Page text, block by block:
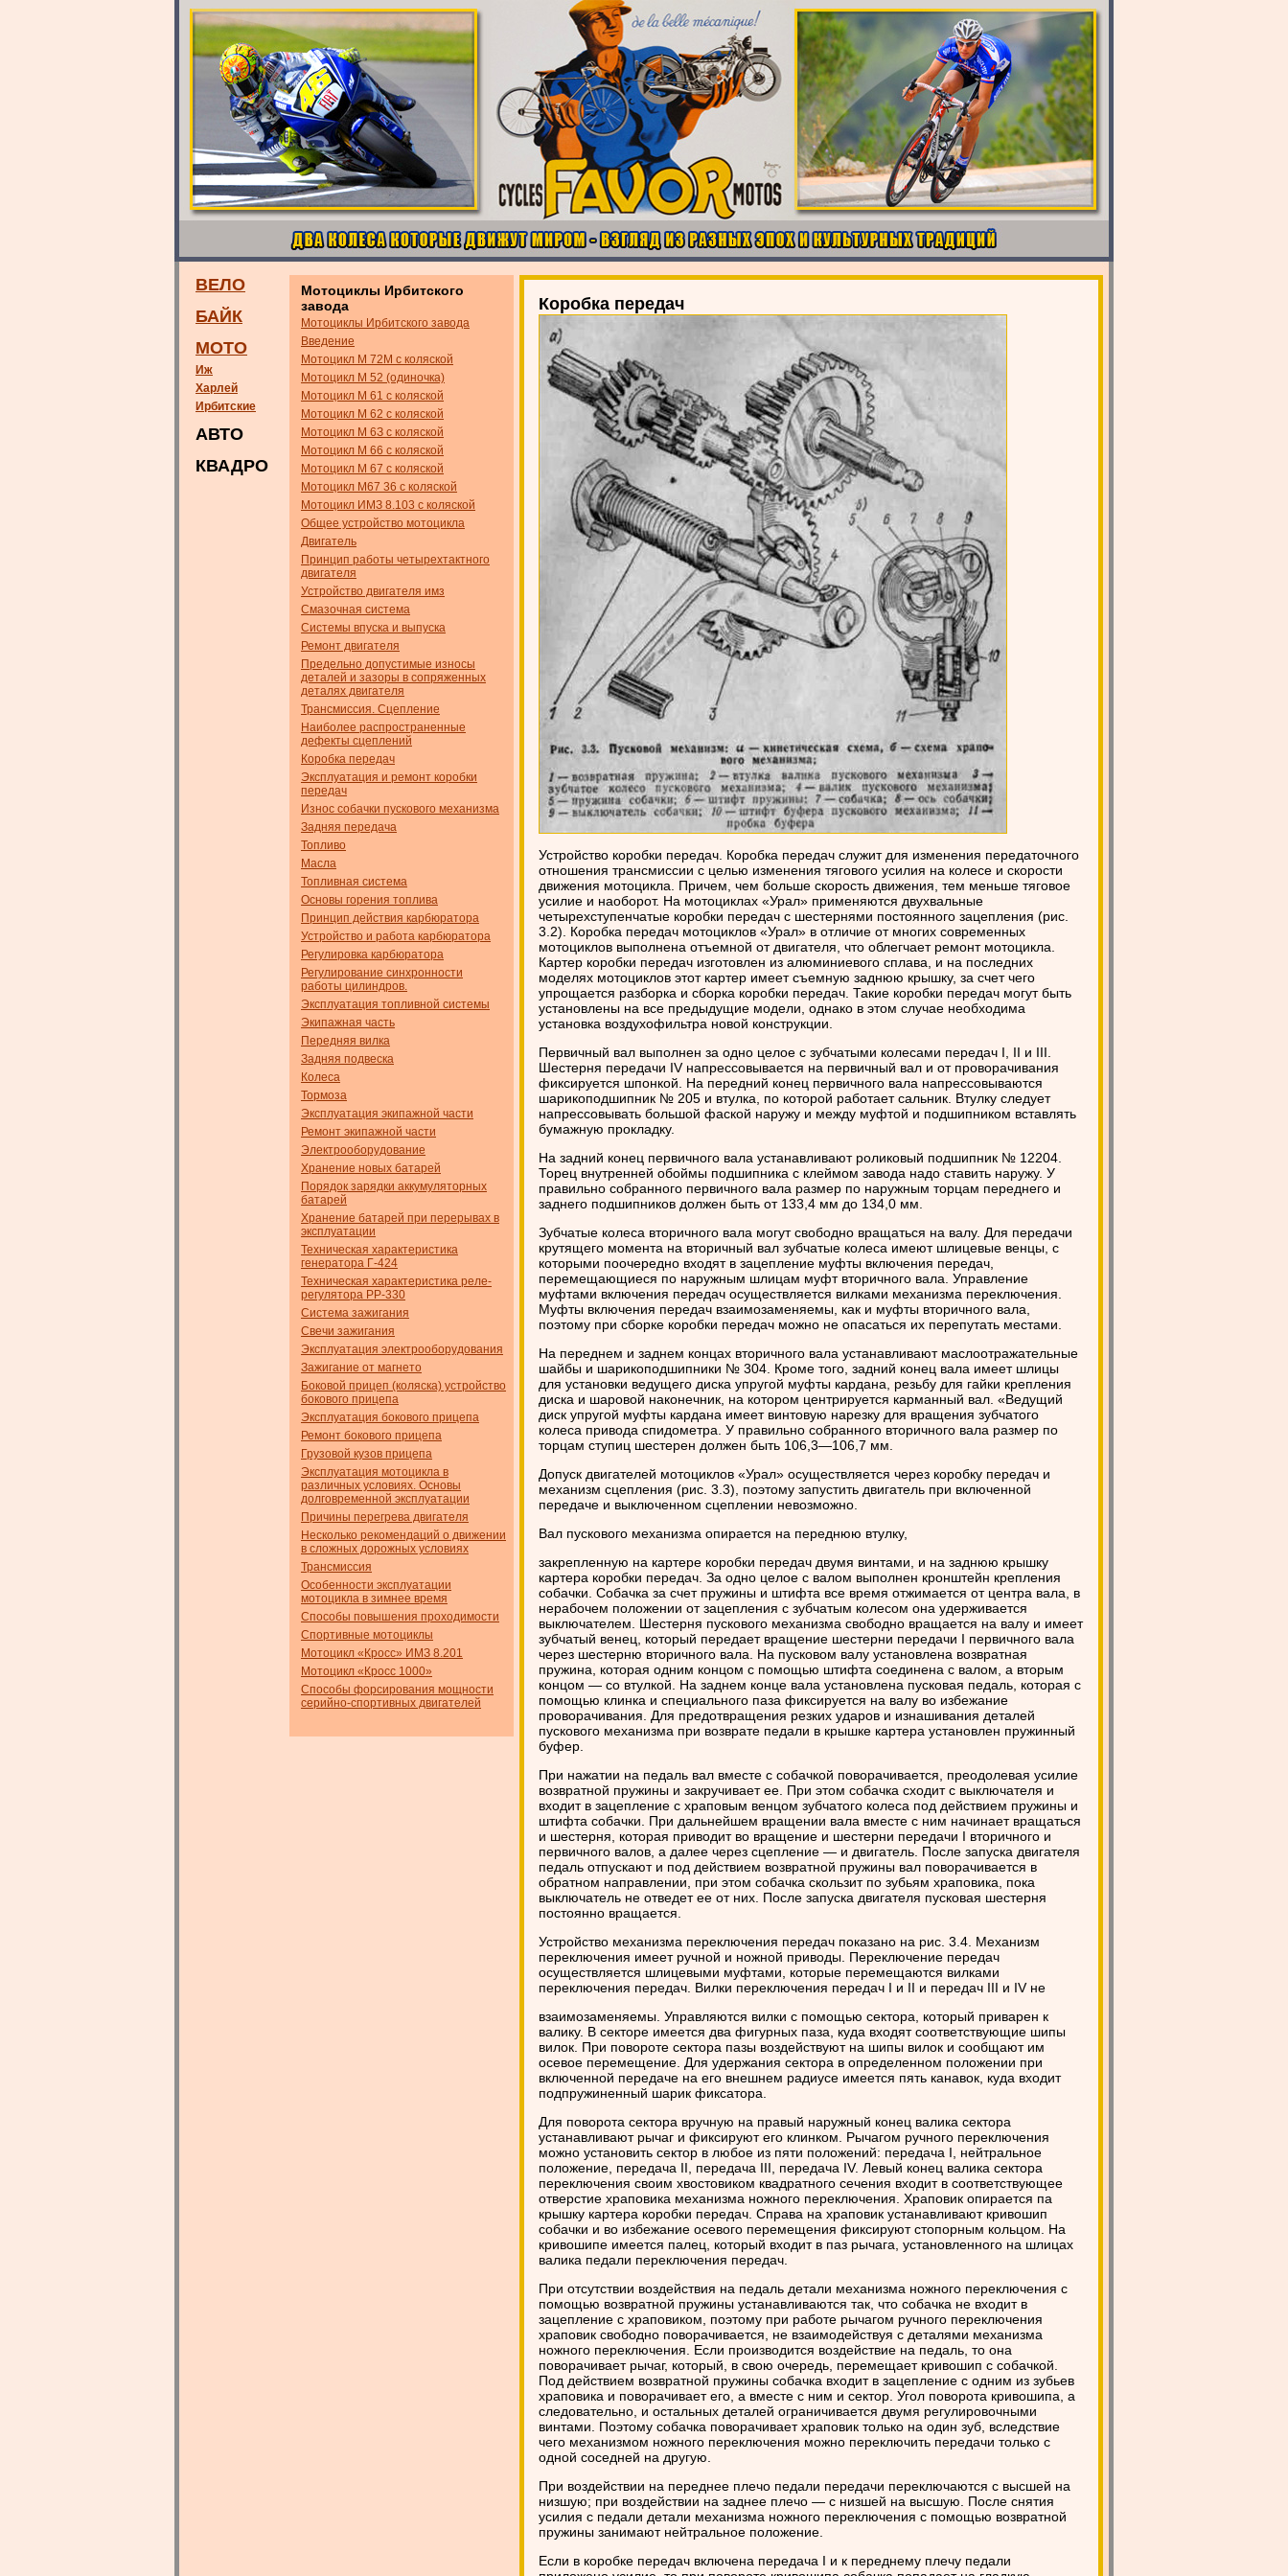
ВЕЛО
БАЙК
МОТО
Иж
Харлей
Ирбитские
АВТО
КВАДРО
Мотоциклы Ирбитского
завода
Мотоциклы Ирбитского завода
Введение
Мотоцикл М 72М с коляской
Мотоцикл М 52 (одиночка)
Мотоцикл М 61 с коляской
Мотоцикл М 62 с коляской
Мотоцикл М 6З с коляской
Мотоцикл М 66 с коляской
Мотоцикл М 67 с коляской
Мотоцикл М67 36 с коляской
Мотоцикл ИМЗ 8.103 с коляской
Общее устройство мотоцикла
Двигатель
Принцип работы четырехтактного
двигателя
Устройство двигателя имз
Смазочная система
Системы впуска и выпуска
Ремонт двигателя
Предельно допустимые износы
деталей и зазоры в сопряженных
деталях двигателя
Трансмиссия. Сцепление
Наиболее распространенные
дефекты сцеплений
Коробка передач
Эксплуатация и ремонт коробки
передач
Износ собачки пускового механизма
Задняя передача
Топливо
Масла
Топливная система
Основы горения топлива
Принцип действия карбюратора
Устройство и работа карбюратора
Регулировка карбюратора
Регулирование синхронности
работы цилиндров.
Эксплуатация топливной системы
Экипажная часть
Передняя вилка
Задняя подвеска
Колеса
Тормоза
Эксплуатация экипажной части
Ремонт экипажной части
Электрооборудование
Хранение новых батарей
Порядок зарядки аккумуляторных
батарей
Хранение батарей при перерывах в
эксплуатации
Техническая характеристика
генератора Г-424
Техническая характеристика реле-
регулятора РР-330
Система зажигания
Свечи зажигания
Эксплуатация электрооборудования
Зажигание от магнето
Боковой прицеп (коляска) устройство
бокового прицепа
Эксплуатация бокового прицепа
Ремонт бокового прицепа
Грузовой кузов прицепа
Эксплуатация мотоцикла в
различных условиях. Основы
долговременной эксплуатации
Причины перегрева двигателя
Несколько рекомендаций о движении
в сложных дорожных условиях
Трансмиссия
Особенности эксплуатации
мотоцикла в зимнее время
Способы повышения проходимости
Спортивные мотоциклы
Мотоцикл «Кросс» ИМЗ 8.201
Мотоцикл «Кросс 1000»
Способы форсирования мощности
серийно-спортивных двигателей
Коробка передач
Устройство коробки передач. Коробка передач служит для изменения передаточного
отношения трансмиссии с целью изменения тягового усилия на колесе и скорости
движения мотоцикла. Причем, чем больше скорость движения, тем меньше тяговое
усилие и наоборот. На мотоциклах «Урал» применяются двухвальные
четырехступенчатые коробки передач с шестернями постоянного зацепления (рис.
3.2). Коробка передач мотоциклов «Урал» в отличие от многих современных
мотоциклов выполнена отъемной от двигателя, что облегчает ремонт мотоцикла.
Картер коробки передач изготовлен из алюминиевого сплава, и на последних
моделях мотоциклов этот картер имеет съемную заднюю крышку, за счет чего
упрощается разборка и сборка коробки передач. Такие коробки передач могут быть
установлены на все предыдущие модели, однако в этом случае необходима
установка воздухофильтра новой конструкции.
Первичный вал выполнен за одно целое с зубчатыми колесами передач I, II и III.
Шестерня передачи IV напрессовывается на первичный вал и от проворачивания
фиксируется шпонкой. На передний конец первичного вала напрессовываются
шарикоподшипник № 205 и втулка, по которой работает сальник. Втулку следует
напрессовывать большой фаской наружу и между муфтой и подшипником вставлять
бумажную прокладку.
На задний конец первичного вала устанавливают роликовый подшипник № 12204.
Торец внутренней обоймы подшипника с клеймом завода надо ставить наружу. У
правильно собранного первичного вала размер по наружным торцам переднего и
заднего подшипников должен быть от 133,4 мм до 134,0 мм.
Зубчатые колеса вторичного вала могут свободно вращаться на валу. Для передачи
крутящего момента на вторичный вал зубчатые колеса имеют шлицевые венцы, с
которыми поочередно входят в зацепление муфты включения передач,
перемещающиеся по наружным шлицам муфт вторичного вала. Управление
муфтами включения передач осуществляется вилками механизма переключения.
Муфты включения передач взаимозаменяемы, как и муфты вторичного вала,
поэтому при сборке коробки передач можно не опасаться их перепутать местами.
На переднем и заднем концах вторичного вала устанавливают маслоотражательные
шайбы и шарикоподшипники № 304. Кроме того, задний конец вала имеет шлицы
для установки ведущего диска упругой муфты кардана, резьбу для гайки крепления
диска и шаровой наконечник, на котором центрируется карманный вал. «Ведущий
диск упругой муфты кардана имеет винтовую нарезку для вращения зубчатого
колеса привода спидометра. У правильно собранного вторичного вала размер по
торцам ступиц шестерен должен быть 106,3—106,7 мм.
Допуск двигателей мотоциклов «Урал» осуществляется через коробку передач и
механизм сцепления (рис. 3.3), поэтому запустить двигатель при включенной
передаче и выключенном сцеплении невозможно.
Вал пускового механизма опирается на переднюю втулку,
закрепленную на картере коробки передач двумя винтами, и на заднюю крышку
картера коробки передач. За одно целое с валом выполнен кронштейн крепления
собачки. Собачка за счет пружины и штифта все время отжимается от центра вала, в
нерабочем положении от зацепления с зубчатым колесом она удерживается
выключателем. Шестерня пускового механизма свободно вращается на валу и имеет
зубчатый венец, который передает вращение шестерни передачи I первичного вала
через шестерню вторичного вала. На пусковом валу установлена возвратная
пружина, которая одним концом с помощью штифта соединена с валом, а вторым
концом — со втулкой. На заднем конце вала установлена пусковая педаль, которая с
помощью клинка и специального паза фиксируется на валу во избежание
проворачивания. Для предотвращения резких ударов и изнашивания деталей
пускового механизма при возврате педали в крышке картера установлен пружинный
буфер.
При нажатии на педаль вал вместе с собачкой поворачивается, преодолевая усилие
возвратной пружины и закручивает ее. При этом собачка сходит с выключателя и
входит в зацепление с храповым венцом зубчатого колеса под действием пружины и
штифта собачки. При дальнейшем вращении вала вместе с ним начинает вращаться
и шестерня, которая приводит во вращение и шестерни передачи I вторичного и
первичного валов, а далее через сцепление — и двигатель. После запуска двигателя
педаль отпускают и под действием возвратной пружины вал поворачивается в
обратном направлении, при этом собачка скользит по зубьям храповика, пока
выключатель не отведет ее от них. После запуска двигателя пусковая шестерня
постоянно вращается.
Устройство механизма переключения передач показано на рис. 3.4. Механизм
переключения имеет ручной и ножной приводы. Переключение передач
осуществляется шлицевыми муфтами, которые перемещаются вилками
переключения передач. Вилки переключения передач I и II и передач III и IV не
взаимозаменяемы. Управляются вилки с помощью сектора, который приварен к
валику. В секторе имеется два фигурных паза, куда входят соответствующие шипы
вилок. При повороте сектора пазы воздействуют на шипы вилок и сообщают им
осевое перемещение. Для удержания сектора в определенном положении при
включенной передаче на его внешнем радиусе имеется пять канавок, куда входит
подпружиненный шарик фиксатора.
Для поворота сектора вручную на правый наружный конец валика сектора
устанавливают рычаг и фиксируют его клинком. Рычагом ручного переключения
можно установить сектор в любое из пяти положений: передача I, нейтральное
положение, передача II, передача III, передача IV. Левый конец валика сектора
переключения своим хвостовиком квадратного сечения входит в соответствующее
отверстие храповика механизма ножного переключения. Храповик опирается па
крышку картера коробки передач. Справа на храповик устанавливают кривошип
собачки и во избежание осевого перемещения фиксируют стопорным кольцом. На
кривошипе имеется палец, который входит в паз рычага, установленного на шлицах
валика педали переключения передач.
При отсутствии воздействия на педаль детали механизма ножного переключения с
помощью возвратной пружины устанавливаются так, что собачка не входит в
зацепление с храповиком, поэтому при работе рычагом ручного переключения
храповик свободно поворачивается, не взаимодействуя с деталями механизма
ножного переключения. Если производится воздействие на педаль, то она
поворачивает рычаг, который, в свою очередь, перемещает кривошип с собачкой.
Под действием возвратной пружины собачка входит в зацепление с одним из зубьев
храповика и поворачивает его, а вместе с ним и сектор. Угол поворота кривошипа, а
следовательно, и остальных деталей ограничивается двумя регулировочными
винтами. Поэтому собачка поворачивает храповик только на один зуб, вследствие
чего механизмом ножного переключения можно переключить передачи только с
одной соседней на другую.
При воздействии на переднее плечо педали передачи переключаются с высшей на
низшую; при воздействии на заднее плечо — с низшей на высшую. После снятия
усилия с педали детали механизма ножного переключения с помощью возвратной
пружины занимают нейтральное положение.
Если в коробке передач включена передача I и к переднему плечу педали